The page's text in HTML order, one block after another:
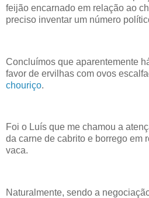
feijão encarnado em relação ao
preciso inventar um número
Concluímos que aparentemente
favor de ervilhas com ovos
chouriço.
Foi o Luís que me chamou a
da carne de cabrito e borrego em
vaca.
Naturalmente, sendo a